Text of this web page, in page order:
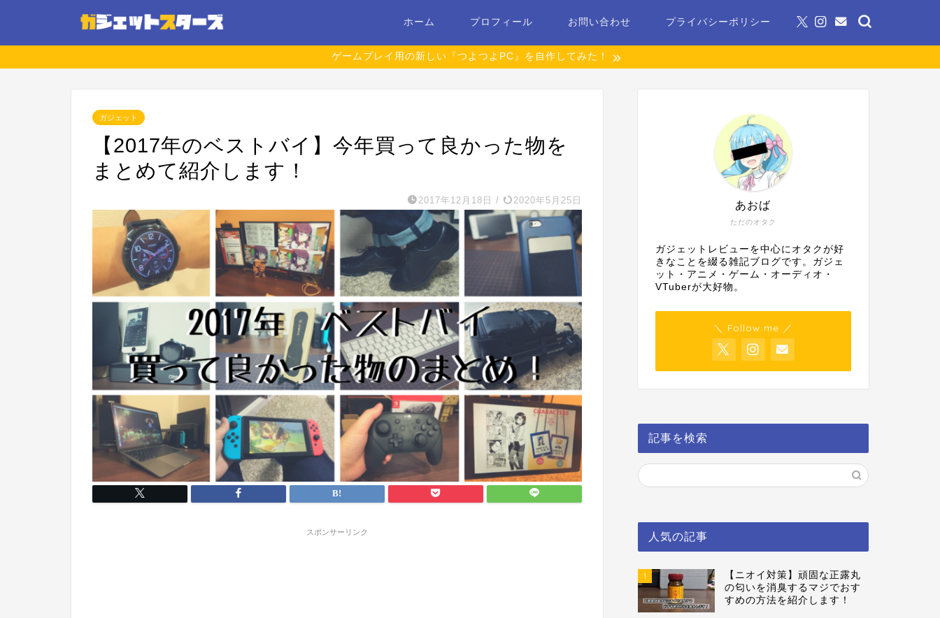
ホーム プロフィール お問い合わせ プライバシーポリシー
ゲームプレイ用の新しい『つよつよPC』を自作してみた！
ガジェット
【2017年のベストバイ】今年買って良かった物を
まとめて紹介します！
2017年12月18日 / 2020年5月25日
スポンサーリンク
ただのオタク
あおば
ガジェットレビューを中心にオタクが好
きなことを綴る雑記ブログです。ガジェ
ット・アニメ・ゲーム・オーディオ・
VTuberが大好物。
＼ Follow me ／
記事を検索
人気の記事
1
【ニオイ対策】頑固な正露丸
の匂いを消臭するマジでおす
すめの方法を紹介します！